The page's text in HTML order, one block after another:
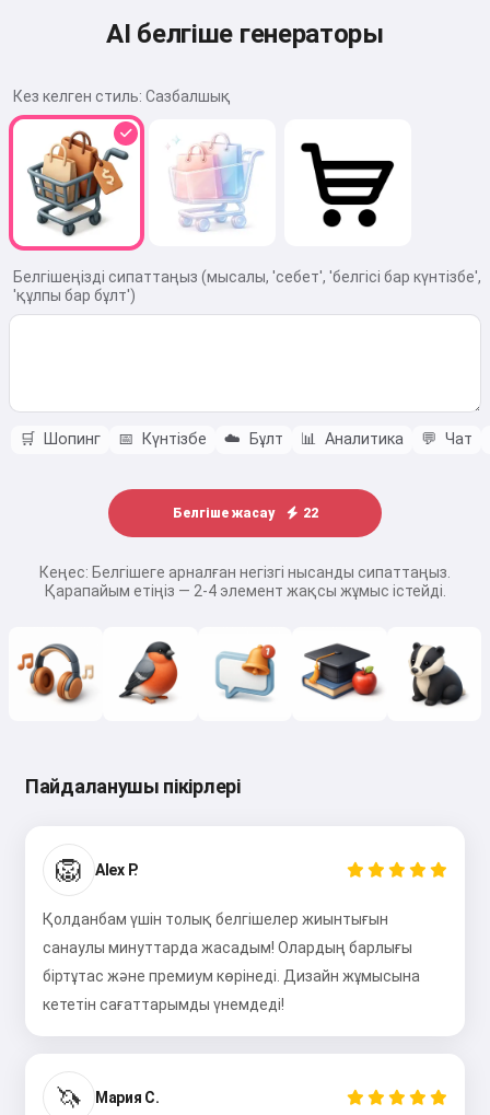
AI белгіше генераторы
Кез келген стиль: Сазбалшық
Белгішеңізді сипаттаңыз (мысалы, 'себет', 'белгісі бар күнтізбе',
'құлпы бар бұлт')
🛒 Шопинг 📅 Күнтізбе ☁️ Бұлт 📊 Аналитика 💬 Чат
Белгіше жасау 22
Кеңес: Белгішеге арналған негізгі нысанды сипаттаңыз.
Қарапайым етіңіз — 2-4 элемент жақсы жұмыс істейді.
Пайдаланушы пікірлері
🦁 Alex P.
Қолданбам үшін толық белгішелер жиынтығын
санаулы минуттарда жасадым! Олардың барлығы
біртұтас және премиум көрінеді. Дизайн жұмысына
кететін сағаттарымды үнемдеді!
🦄 Мария С.